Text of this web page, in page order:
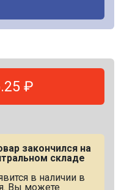
₽
закончился на
складе
в наличии в
Вы можете